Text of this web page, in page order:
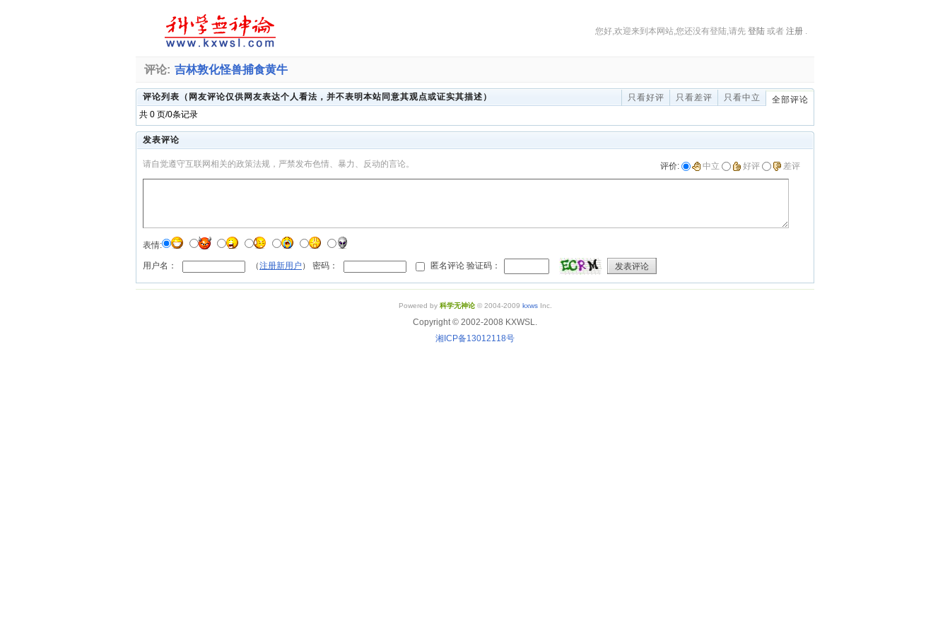
您好,欢迎来到本网站,您还没有登陆,请先 登陆 或者 注册 .
评论: 吉林敦化怪兽捕食黄牛
评论列表（网友评论仅供网友表达个人看法，并不表明本站同意其观点或证实其描述） 只看好评 只看差评 只看中立
全部评论
共 0 页/0条记录
发表评论
请自觉遵守互联网相关的政策法规，严禁发布色情、暴力、反动的言论。 评价: 中立 好评 差评
表情:
用户名： （注册新用户 ） 密码： 匿名评论 验证码： 发表评论
Powered by 科学无神论© 2004-2009 kxwsInc.
Copyright © 2002-2008 KXWSL.
湘ICP备13012118号